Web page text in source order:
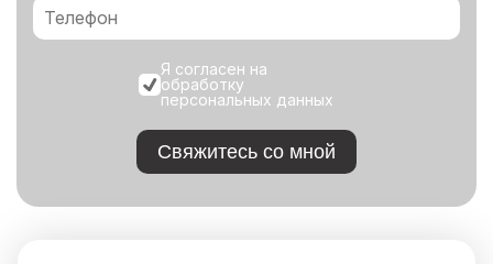
Я согласен на
обработку
персональных данных
Свяжитесь со мной